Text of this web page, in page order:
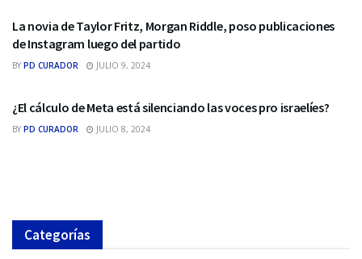
La novia de Taylor Fritz, Morgan Riddle, poso publicaciones
de Instagram luego del partido
BY PD CURADOR JULIO 9, 2024
REDES SOCIALES
¿El cálculo de Meta está silenciando las voces pro israelíes?
BY PD CURADOR JULIO 8, 2024
Categorías